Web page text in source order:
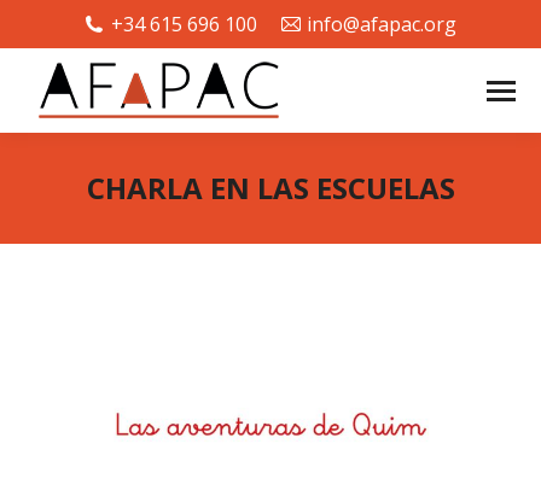
+34 615 696 100 info@afapac.org
CHARLA EN LAS ESCUELAS